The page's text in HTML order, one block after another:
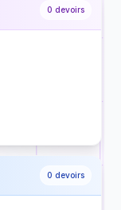
0 devoirs
0 devoirs